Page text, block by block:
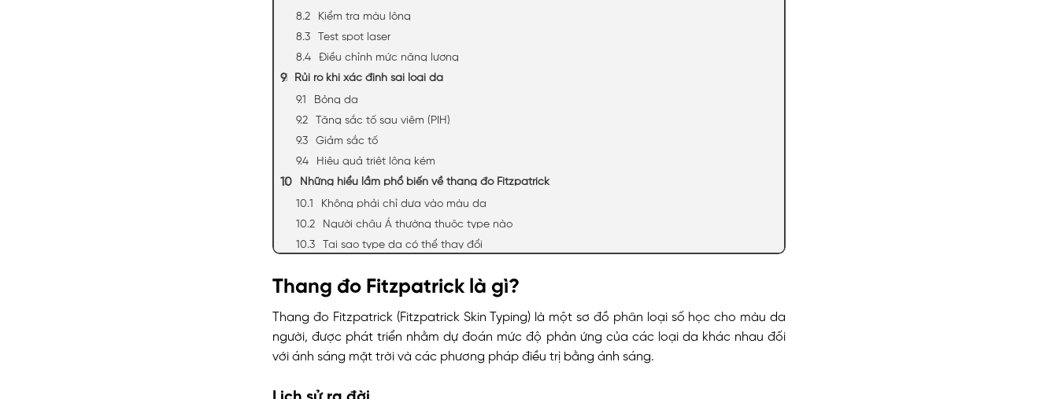
Kiểm tra màu lông
Test spot laser
Điều chỉnh mức năng lượng
Rủi ro khi xác định sai loại da
Bỏng da
Tăng sắc tố sau viêm (PIH)
Giảm sắc tố
Hiệu quả triệt lông kém
Những hiểu lầm phổ biến về thang đo Fitzpatrick
Không phải chỉ dựa vào màu da
Người châu Á thường thuộc type nào
Tại sao type da có thể thay đổi
Thang đo Fitzpatrick là gì?
Thang đo Fitzpatrick (Fitzpatrick Skin Typing) là một sơ đồ phân loại số học cho màu da
người, được phát triển nhằm dự đoán mức độ phản ứng của các loại da khác nhau đối
với ánh sáng mặt trời và các phương pháp điều trị bằng ánh sáng.
Lịch sử ra đời